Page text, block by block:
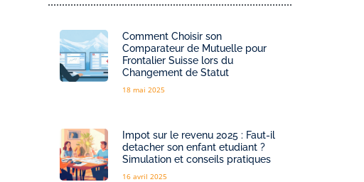
Comment Choisir son
Comparateur de Mutuelle pour
Frontalier Suisse lors du
Changement de Statut
18 mai 2025
Impot sur le revenu 2025 : Faut-il
detacher son enfant etudiant ?
Simulation et conseils pratiques
16 avril 2025